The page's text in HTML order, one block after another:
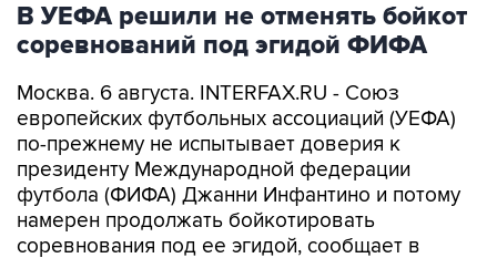
В УЕФА решили не отменять бойкот
соревнований под эгидой ФИФА
Москва. 6 августа. INTERFAX.RU - Союз
европейских футбольных ассоциаций (УЕФА)
по-прежнему не испытывает доверия к
президенту Международной федерации
футбола (ФИФА) Джанни Инфантино и потому
намерен продолжать бойкотировать
соревнования под ее эгидой, сообщает в